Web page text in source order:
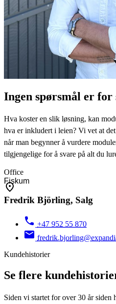
Ingen spørsmål er for
Hva koster en slik løsning, kan
hva er inkludert i leien? Vi vet at
når man begynner å vurdere
tilgjengelige for å svare på alt du
Office
Fredrik Björling, Salg
+47 952 55 870
Kundehistorier
Se flere
Siden vi startet for over 30 år siden